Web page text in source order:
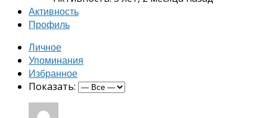
Активность
Профиль
Личное
Упоминания
Избранное
Показать: